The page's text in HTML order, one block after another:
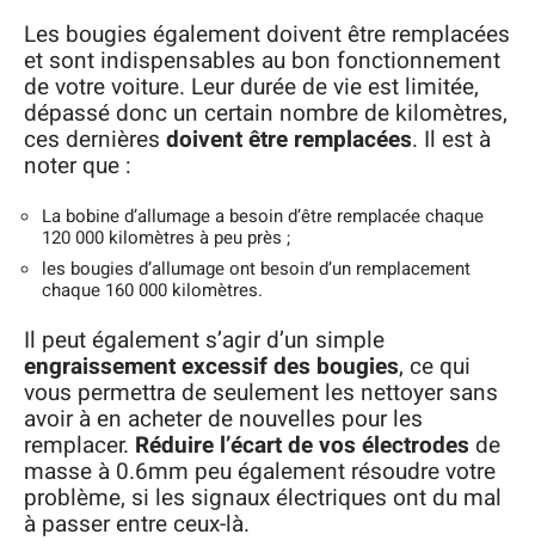
Les bougies également doivent être remplacées
et sont indispensables au bon fonctionnement
de votre voiture. Leur durée de vie est limitée,
dépassé donc un certain nombre de kilomètres,
ces dernières doivent être remplacées. Il est à
noter que :
La bobine d’allumage a besoin d’être remplacée chaque
120 000 kilomètres à peu près ;
les bougies d’allumage ont besoin d’un remplacement
chaque 160 000 kilomètres.
Il peut également s’agir d’un simple
engraissement excessif des bougies, ce qui
vous permettra de seulement les nettoyer sans
avoir à en acheter de nouvelles pour les
remplacer. Réduire l’écart de vos électrodes de
masse à 0.6mm peu également résoudre votre
problème, si les signaux électriques ont du mal
à passer entre ceux-là.